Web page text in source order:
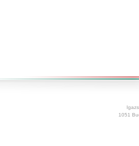
1051